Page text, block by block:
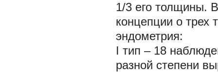
1/3 его толщины.
концепции о трех
эндометрия:
I тип – 18
разной степени